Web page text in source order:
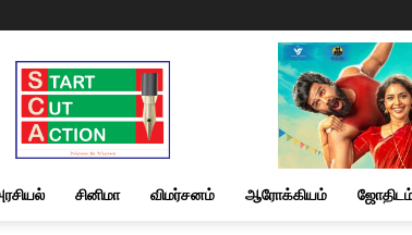
Start
Cut
Action
|
News
&
சினிமா விமர்சனம் ஆரோக்கியம்